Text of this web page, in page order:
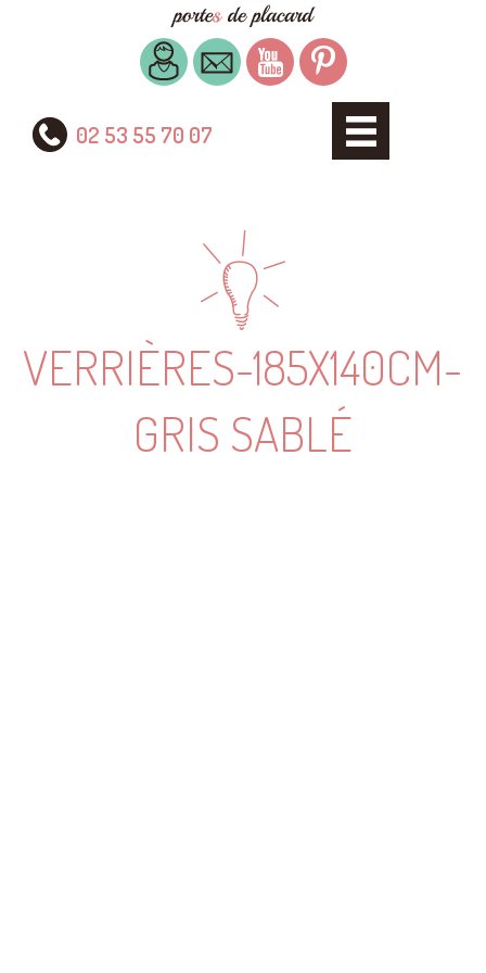
02 53 55 70 07
VERRIÈRES-185X140CM-
GRIS SABLÉ